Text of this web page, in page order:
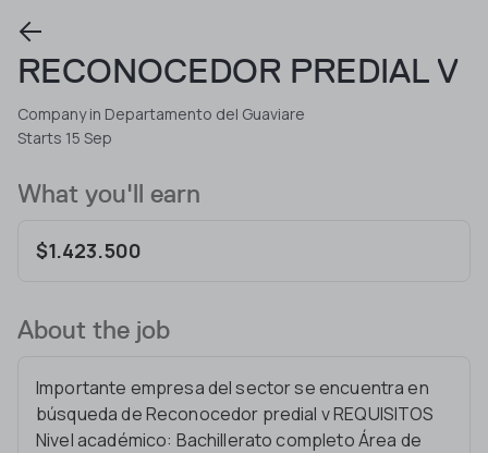
RECONOCEDOR PREDIAL V
Company in Departamento del Guaviare
Starts 15 Sep
What you'll earn
$1.423.500
About the job
Importante empresa del sector se encuentra en
búsqueda de Reconocedor predial v REQUISITOS
Nivel académico: Bachillerato completo Área de